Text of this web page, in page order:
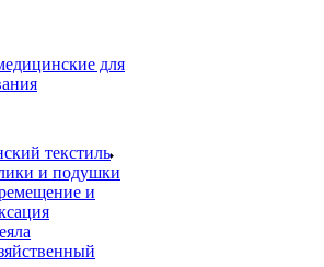
для
текстиль
и подушки
и